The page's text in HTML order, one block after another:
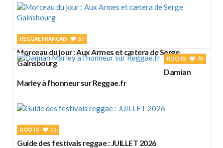
REGGAE FRANÇAIS 67
Morceau du jour : Aux Armes et cætera de Serge
Gainsbourg
ROOTS 73
Damian
Marley à l'honneur sur Reggae.fr
ROOTS 10
Guide des festivals reggae : JUILLET 2026